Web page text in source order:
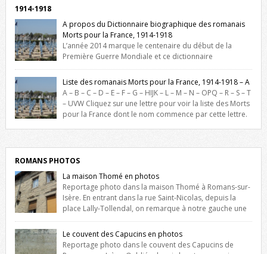
1914-1918
A propos du Dictionnaire biographique des romanais
Morts pour la France, 1914-1918
L’année 2014 marque le centenaire du début de la
Première Guerre Mondiale et ce dictionnaire
biographique veut rendre hommage aux romanais Morts pour la
France durant ce conflit. La base de cette recherche historique est
constituée des noms gravés sur les plaques commémoratives de
l’Hôtel de Ville, du lycée du Dauphiné et du lycée Triboulet, […]
Liste des romanais Morts pour la France, 1914-1918 – A
A – B – C – D – E – F – G – HIJK – L – M – N – OPQ – R – S – T
– UVW Cliquez sur une lettre pour voir la liste des Morts
pour la France dont le nom commence par cette lettre.
ROMANS PHOTOS
La maison Thomé en photos
Reportage photo dans la maison Thomé à Romans-sur-
Isère. En entrant dans la rue Saint-Nicolas, depuis la
place Lally-Tollendal, on remarque à notre gauche une
maison construite au XVIè siècle. Les deux façades sont ornées de
fenêtres jumelles à meneaux. Entre ces deux étages, on peut voir une
niche qui contient une statue de la Vierge. […]
Le couvent des Capucins en photos
Reportage photo dans le couvent des Capucins de